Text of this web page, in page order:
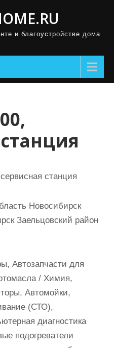
и благоустройстве дома
станция
Новосибирск
Заельцовский район
Автозапчасти для
/ Химия,
Автомойки,
(СТО),
диагностика
подогреватели